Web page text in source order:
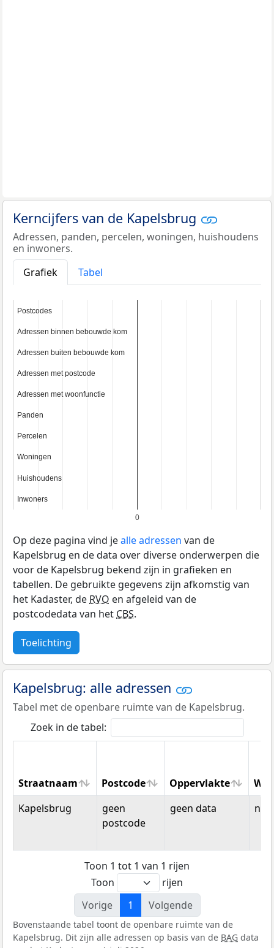
Kerncijfers van de Kapelsbrug
Adressen, panden, percelen, woningen, huishoudens
en inwoners.
Grafiek
Tabel
0
Postcodes
Postcodes
Adressen binnen bebouwde kom
Adressen binnen bebouwde kom
Adressen buiten bebouwde kom
Adressen buiten bebouwde kom
Adressen met postcode
Adressen met postcode
Adressen met woonfunctie
Adressen met woonfunctie
Panden
Panden
Percelen
Percelen
Woningen
Woningen
Huishoudens
Huishoudens
Inwoners
Inwoners
Op deze pagina vind jealle adressen van de
Kapelsbrug en de data over diverse onderwerpen die
voor de Kapelsbrug bekend zijn in grafieken en
tabellen. De gebruikte gegevens zijn afkomstig van
het Kadaster, deRVO en afgeleid van de
postcodedata van hetCBS.
Toelichting
Kapelsbrug: alle adressen
Tabel met de openbare ruimte van de Kapelsbrug.
Zoek in de tabel:
Straatnaam Postcode Oppervlakte
Straatnaam
Postcode Oppervlakte
Kapelsbrug
geen
postcode
geen data
Toon 1 tot 1 van 1 rijen
Toon
rijen
Vorige
1 Volgende
Bovenstaande tabel toont de openbare ruimte van de
Kapelsbrug. Dit zijn alle adressen op basis van de BAG data